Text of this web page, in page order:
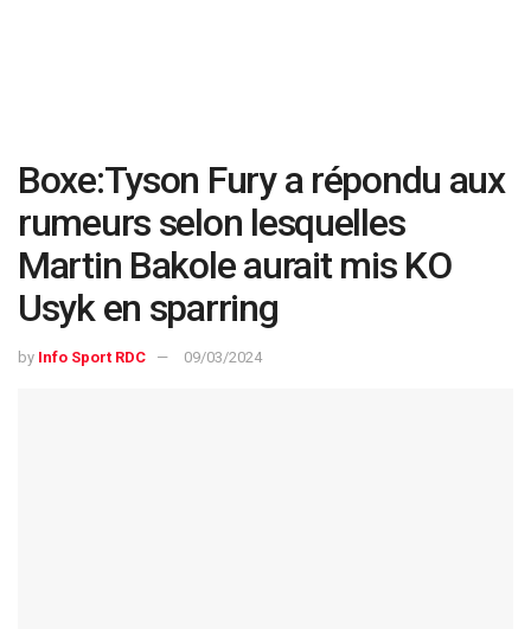
Boxe:Tyson Fury a répondu aux
rumeurs selon lesquelles
Martin Bakole aurait mis KO
Usyk en sparring
by Info Sport RDC 09/03/2024